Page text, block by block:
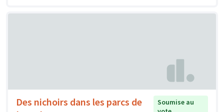
Des nichoirs dans les parcs de
Soumise au